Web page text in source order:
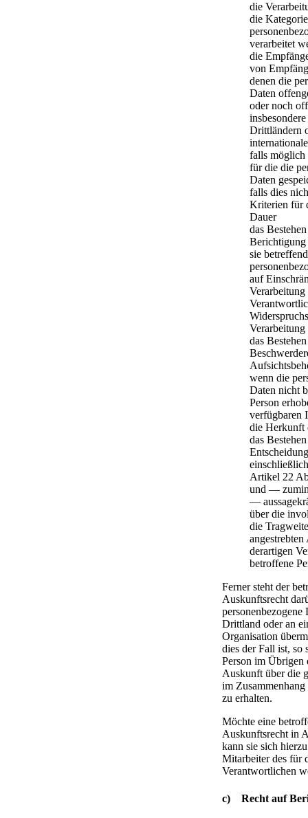
die
die
verarbeitet
die
von
denen die
Daten
oder noch
Drittländern
falls möglich
für die die
Daten
falls dies
Kriterien für
Dauer
das
Berichtigung
sie
auf
Verarbeitung
das
wenn die
Daten nicht
Person
verfügbaren
die Herkunft
das
Artikel 22
und —
—
über die
die
derartigen
betroffene
Ferner steht der
Auskunftsrecht
personenbezogene
Drittland oder an
Organisation
dies der Fall ist, so
Person im Übrigen
Auskunft über die
im
zu erhalten.
Möchte eine
Auskunftsrecht in
kann sie sich
Mitarbeiter des für
Verantwortlichen
c) Recht auf